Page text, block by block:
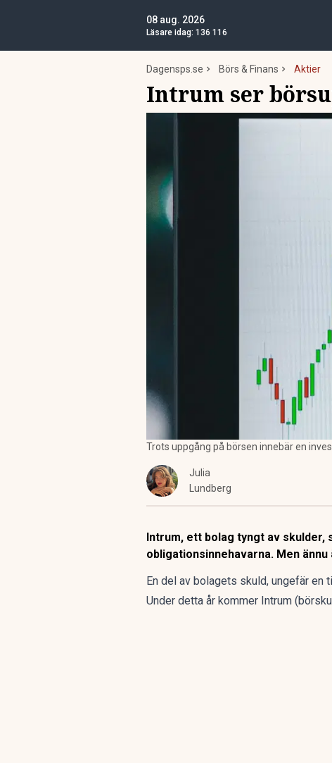
08 aug. 2026
Läsare idag: 136 116
Dagensps.se Börs & Finans Aktier
Intrum ser
Trots uppgång på börsen innebär en
Julia
Lundberg
Intrum, ett bolag tyngt av
obligationsinnehavarna. Men
En del av bolagets skuld, ungefär en
Under detta år kommer Intrum (